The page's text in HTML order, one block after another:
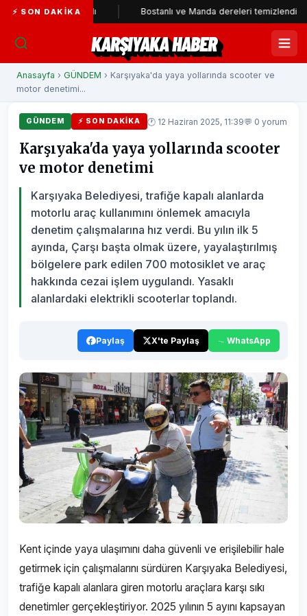
⚡ SON DAKIKA
katıldı Bostanlı ve Manda dereleri temizlendi
KARŞIYAKA HABER
Anasayfa › GÜNDEM › Karşıyaka'da yaya yollarında scooter ve
motor denetimi...
GÜNDEM ⚡ SON DAKIKA 🕐 12 Haziran 2025, 11:39💬 0 yorum
Karşıyaka'da yaya yollarında scooter
ve motor denetimi
Karşıyaka Belediyesi, trafiğe kapalı alanlarda
motorlu araç kullanımını önlemek amacıyla
denetim çalışmalarına hız verdi. Bu yılın ilk 5
ayında, Çarşı başta olmak üzere, yayalaştırılmış
bölgelere park edilen 700 motosiklet ve araç
hakkında cezai işlem uygulandı. Yasaklı
alanlardaki elektrikli scooterlar toplandı.
Paylaş X'te Paylaş WhatsApp
Kent içinde yaya ulaşımını daha güvenli ve erişilebilir hale
getirmek için çalışmalarını sürdüren Karşıyaka Belediyesi,
trafiğe kapalı alanlara giren motorlu araçlara karşı sıkı
denetimler gerçekleştiriyor. 2025 yılının 5 ayını kapsayan